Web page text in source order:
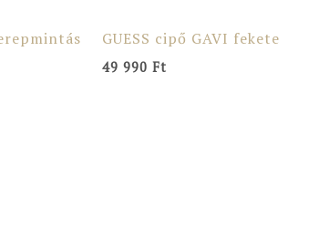
GUESS cipő GAVI fekete
49 990Ft